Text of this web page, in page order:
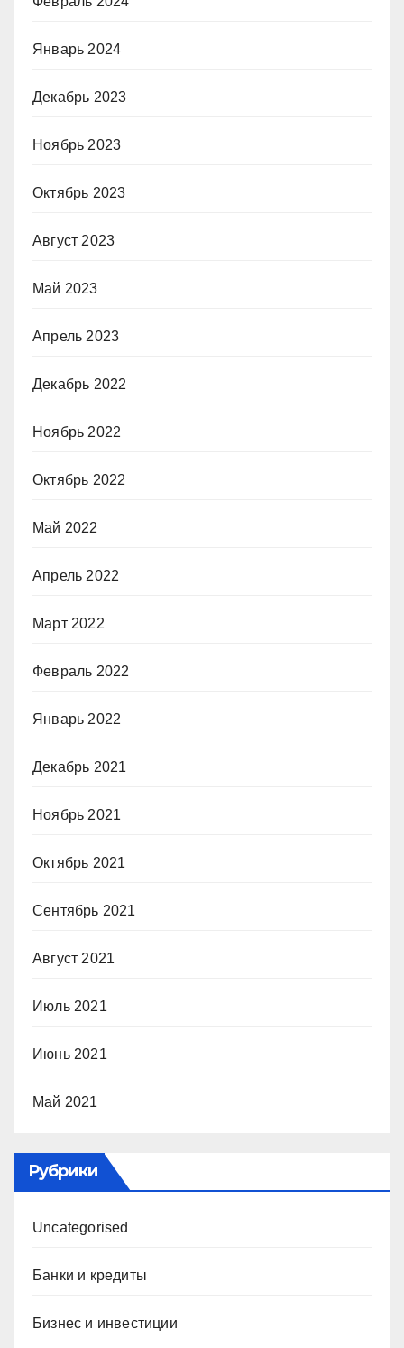
Январь 2024
Декабрь 2023
Ноябрь 2023
Октябрь 2023
Август 2023
Май 2023
Апрель 2023
Декабрь 2022
Ноябрь 2022
Октябрь 2022
Май 2022
Апрель 2022
Март 2022
Февраль 2022
Январь 2022
Декабрь 2021
Ноябрь 2021
Октябрь 2021
Сентябрь 2021
Август 2021
Июль 2021
Июнь 2021
Май 2021
Рубрики
Uncategorised
Банки и кредиты
Бизнес и инвестиции